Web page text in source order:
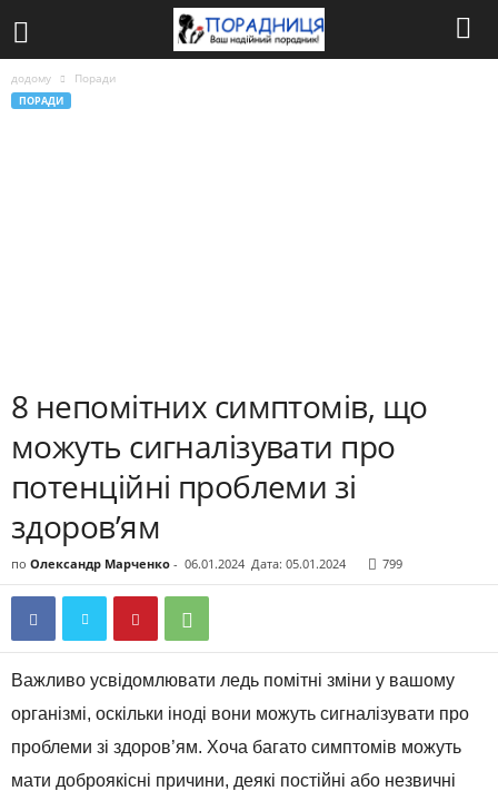
додому Поради
ПОРАДИ
8 непомітних симптомів, що
можуть сигналізувати про
потенційні проблеми зі
здоров’ям
по Олександр Марченко - 06.01.2024 Дата: 05.01.2024 799
Важливо усвідомлювати ледь помітні зміни у вашому
організмі, оскільки іноді вони можуть сигналізувати про
проблеми зі здоров’ям. Хоча багато симптомів можуть
мати доброякісні причини, деякі постійні або незвичні